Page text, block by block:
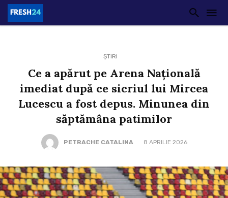
ȘTIRI
Ce a apărut pe Arena Națională
imediat după ce sicriul lui Mircea
Lucescu a fost depus. Minunea din
săptămâna patimilor
PETRACHE CATALINA 8 APRILIE 2026